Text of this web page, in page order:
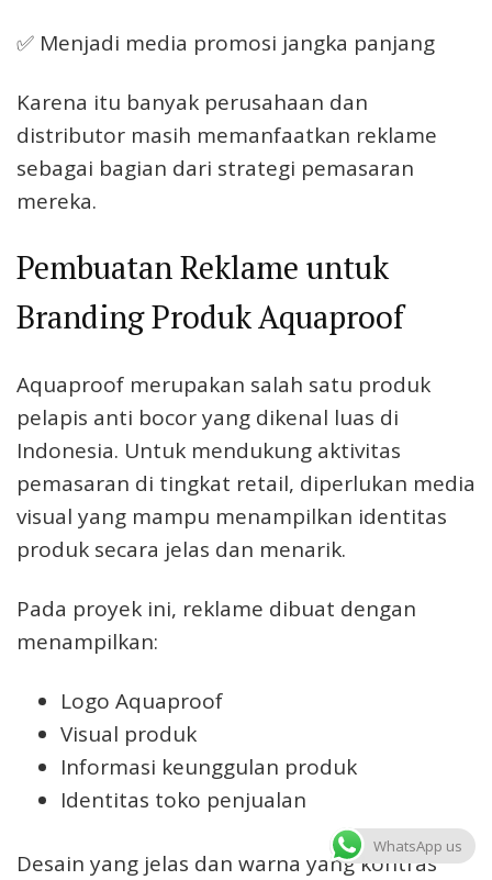
✅ Menjadi media promosi jangka panjang
Karena itu banyak perusahaan dan
distributor masih memanfaatkan reklame
sebagai bagian dari strategi pemasaran
mereka.
Pembuatan Reklame untuk
Branding Produk Aquaproof
Aquaproof merupakan salah satu produk
pelapis anti bocor yang dikenal luas di
Indonesia. Untuk mendukung aktivitas
pemasaran di tingkat retail, diperlukan media
visual yang mampu menampilkan identitas
produk secara jelas dan menarik.
Pada proyek ini, reklame dibuat dengan
menampilkan:
Logo Aquaproof
Visual produk
Informasi keunggulan produk
Identitas toko penjualan
Desain yang jelas dan warna yang kontras
WhatsApp us